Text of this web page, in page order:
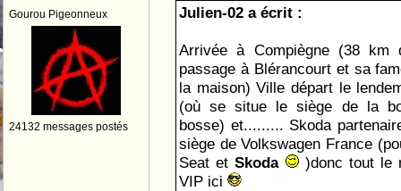
Gourou Pigeonneux
24132 messages postés
Julien-02 a écrit :
Arrivée à Compiègne (38 km
passage à Blérancourt et sa
la maison) Ville départ le
(où se situe le siège de la
bosse) et......... Skoda
siège de Volkswagen France
Seat etSkoda
)donc tout le
VIP ici